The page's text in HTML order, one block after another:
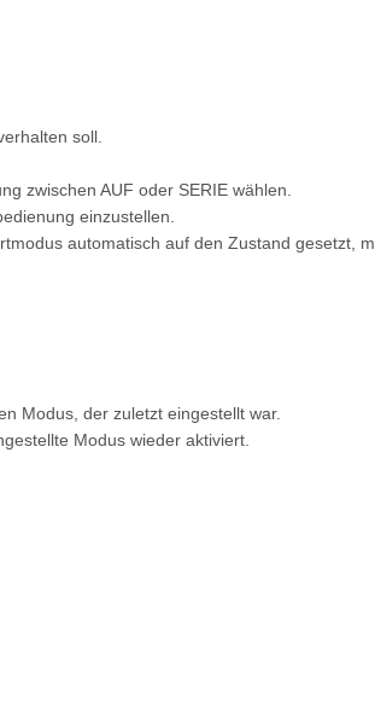
soll.
zwischen AUF oder SERIE wählen.
einzustellen.
automatisch auf den Zustand gesetzt,
Modus, der zuletzt eingestellt war.
Modus wieder aktiviert.